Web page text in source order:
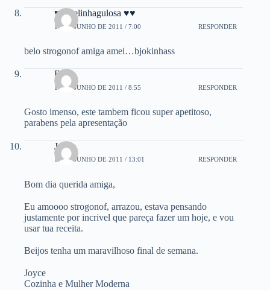
♥♥ belinhagulosa ♥♥
17 DE JUNHO DE 2011 / 7:00 RESPONDER
belo strogonof amiga amei…bjokinhass
Beth
17 DE JUNHO DE 2011 / 8:55 RESPONDER
Gosto imenso, este tambem ficou super apetitoso,
parabens pela apresentação
Joyce
17 DE JUNHO DE 2011 / 13:01 RESPONDER
Bom dia querida amiga,
Eu amoooo strogonof, arrazou, estava pensando
justamente por incrivel que pareça fazer um hoje, e vou
usar tua receita.
Beijos tenha um maravilhoso final de semana.
Joyce
Cozinha e Mulher Moderna